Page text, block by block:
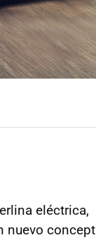
eléctrica,
nuevo concept